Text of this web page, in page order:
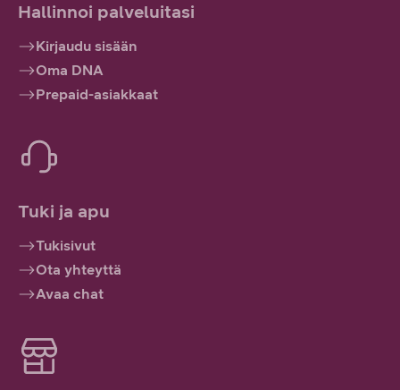
Hallinnoi palveluitasi
Kirjaudu sisään
Oma DNA
Prepaid-asiakkaat
Tuki ja apu
Tukisivut
Ota yhteyttä
Avaa chat